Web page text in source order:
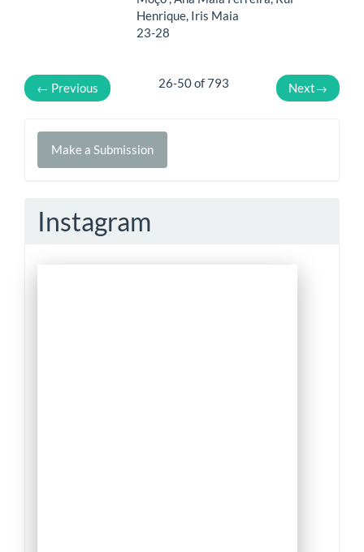
Henrique, Iris Maia
23-28
← Previous 26-50 of 793 Next→
Make
Make a Submission
Instagram